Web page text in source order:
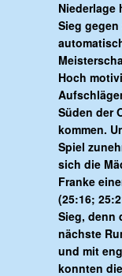
Niederlage
Sieg
Hoch
Süden der
kommen.
Spiel
sich die
Franke
(25:16;
Sieg, denn
nächste
und mit
konnten